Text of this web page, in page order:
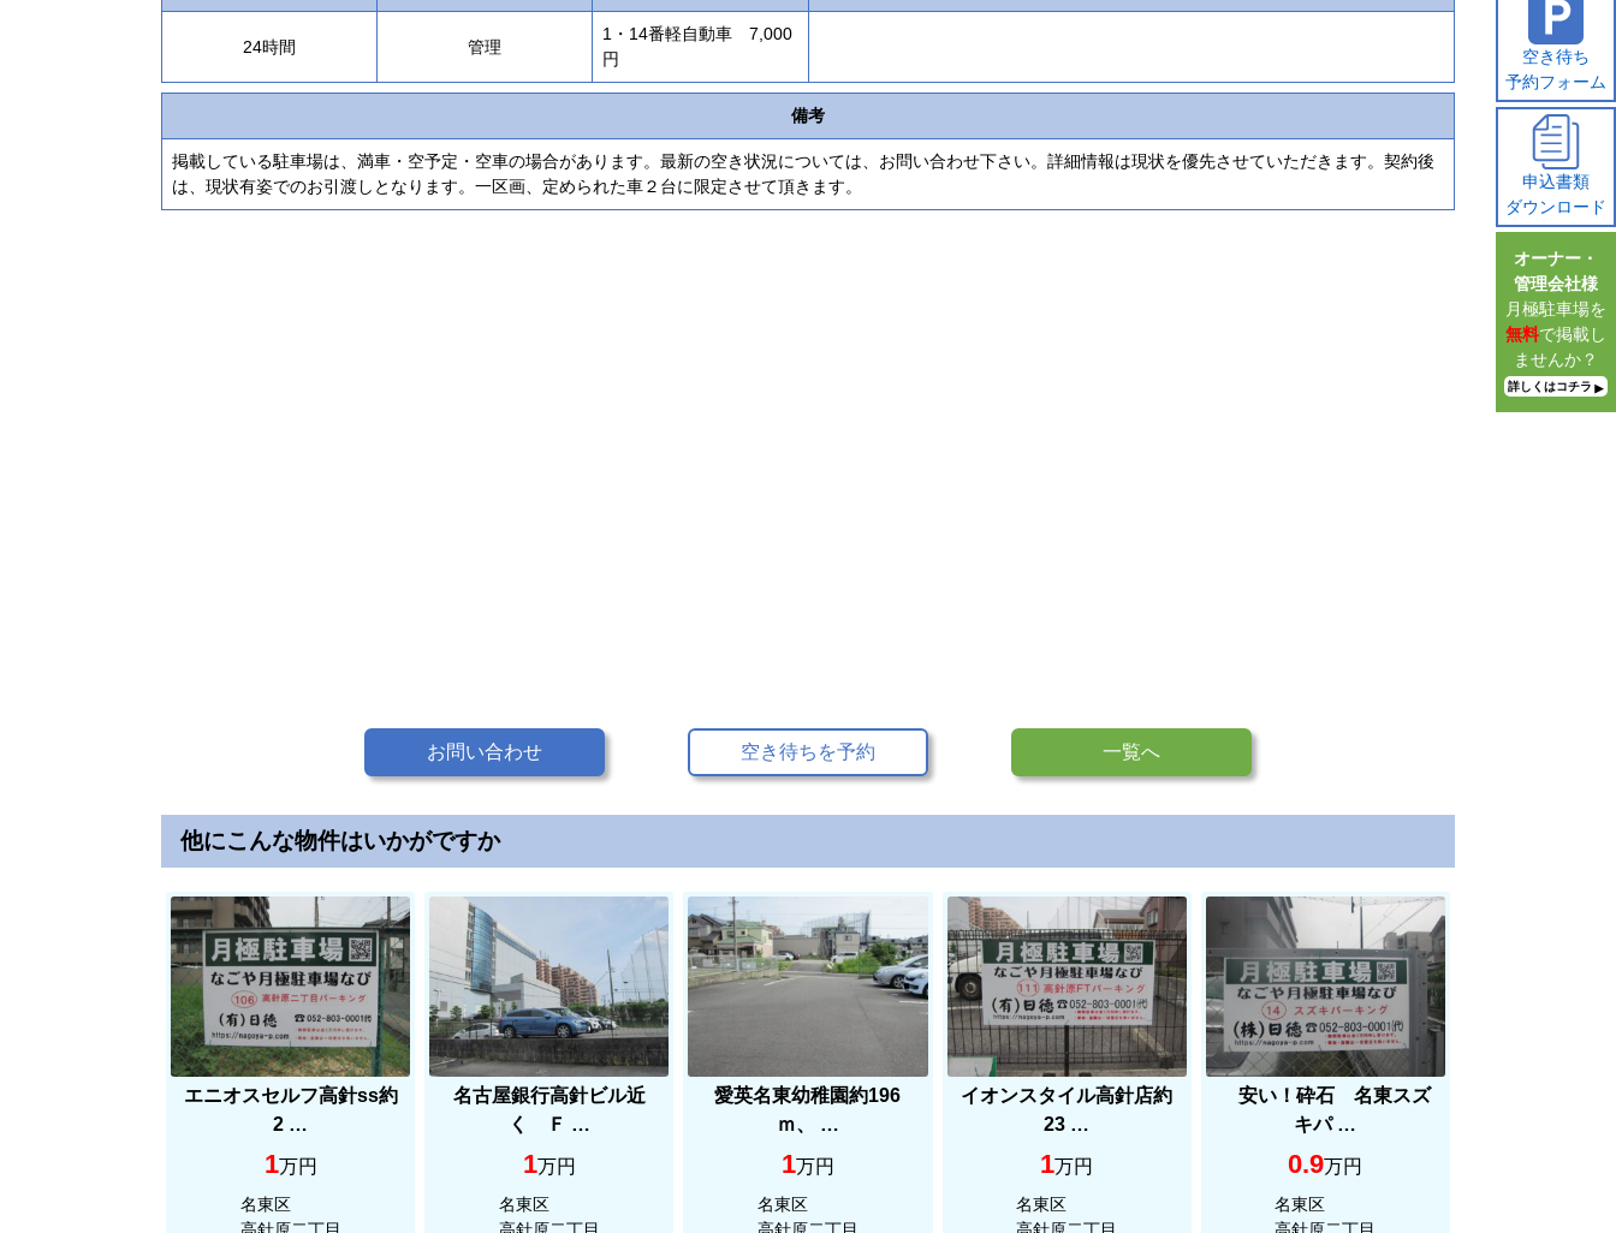
24時間 管理
1・14番軽自動車 7,000
円
備考
掲載している駐車場は、満車・空予定・空車の場合があります。最新の空き状況については、お問い合わせ下さい。詳細情報は現状を優先させていただきます。契約後
は、現状有姿でのお引渡しとなります。一区画、定められた車２台に限定させて頂きます。
お問い合わせ 空き待ちを予約 一覧へ
他にこんな物件はいかがですか
エニオスセルフ高針ss約
2 …
1万円
名東区
高針原二丁目
名古屋銀行高針ビル近
く Ｆ …
1万円
名東区
高針原二丁目
愛英名東幼稚園約196
ｍ、 …
1万円
名東区
高針原二丁目
イオンスタイル高針店約
23 …
1万円
名東区
高針原二丁目
安い！砕石 名東スズ
キパ …
0.9万円
名東区
高針原二丁目
空き待ち
予約フォーム
申込書類
ダウンロード
オーナー・
管理会社様
月極駐車場を
無料で掲載し
ませんか？
詳しくはコチラ